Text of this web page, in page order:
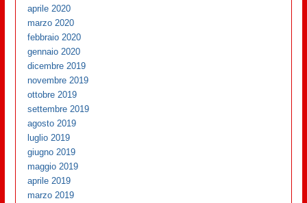
aprile 2020
marzo 2020
febbraio 2020
gennaio 2020
dicembre 2019
novembre 2019
ottobre 2019
settembre 2019
agosto 2019
luglio 2019
giugno 2019
maggio 2019
aprile 2019
marzo 2019